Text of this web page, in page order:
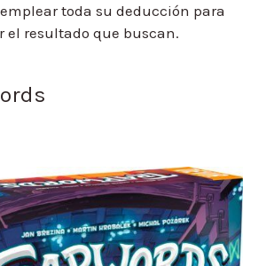
toda su deducción para
el resultado que buscan.